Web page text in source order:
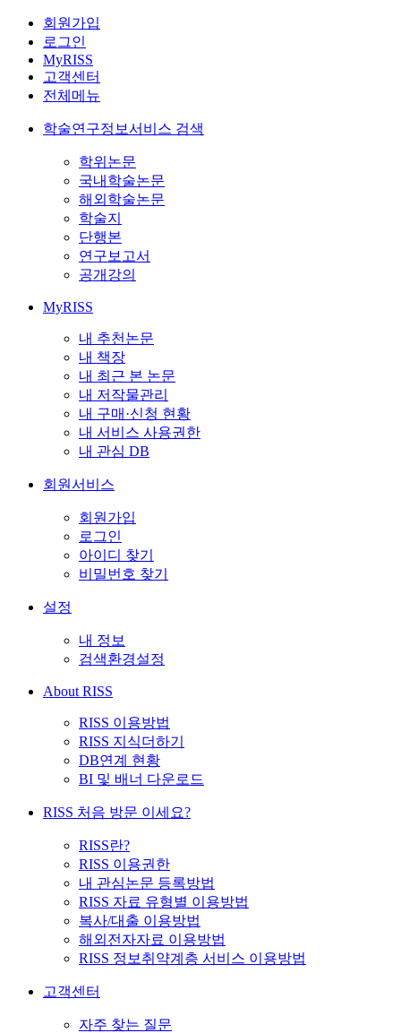
회원가입
로그인
MyRISS
고객센터
전체메뉴
학술연구정보서비스 검색
학위논문
국내학술논문
해외학술논문
학술지
단행본
연구보고서
공개강의
MyRISS
내 추천논문
내 책장
내 최근 본 논문
내 저작물관리
내 구매·신청 현황
내 서비스 사용권한
내 관심 DB
회원서비스
회원가입
로그인
아이디 찾기
비밀번호 찾기
설정
내 정보
검색환경설정
About RISS
RISS 이용방법
RISS 지식더하기
DB연계 현황
BI 및 배너 다운로드
RISS 처음 방문 이세요?
RISS란?
RISS 이용권한
내 관심논문 등록방법
RISS 자료 유형별 이용방법
복사/대출 이용방법
해외전자자료 이용방법
RISS 정보취약계층 서비스 이용방법
고객센터
자주 찾는 질문